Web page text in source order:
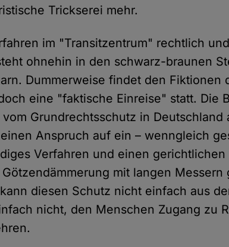
Trickserei mehr.
im "Transitzentrum" rechtlich
ohnehin in den schwarz-braunen
Dummerweise findet den Fiktionen
eine "faktische Einreise" statt. Die
Grundrechtsschutz in Deutschland
Anspruch auf ein – wenngleich
Verfahren und einen gerichtlichen
mit langen Messern
diesen Schutz nicht einfach aus
nicht, den Menschen Zugang zu